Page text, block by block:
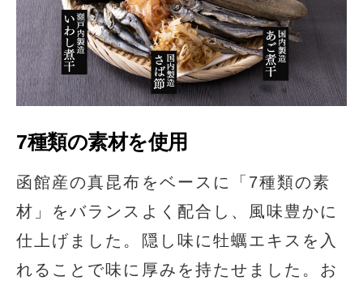
7種類の素材を使用
函館産の真昆布をベースに「7種類の素
材」をバランスよく配合し、風味豊かに
仕上げました。隠し味に牡蠣エキスを入
れることで味に厚みを持たせました。お